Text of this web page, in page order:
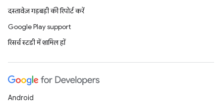
दस्तावेज़ गड़बड़ी की रिपोर्ट करें
Google Play support
रिसर्च स्टडी में शामिल हों
Android